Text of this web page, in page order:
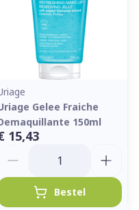
Gelee Fraiche
150ml
15,43
Bestel